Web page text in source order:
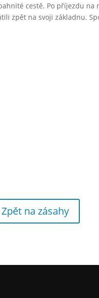
cestě. Po příjezdu
zpět na svoji základnu.
Zpět na zásahy